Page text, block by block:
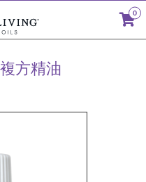
0
方精油